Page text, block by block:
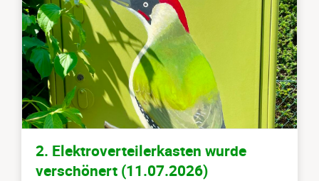
2. Elektroverteilerkasten wurde
verschönert (11.07.2026)